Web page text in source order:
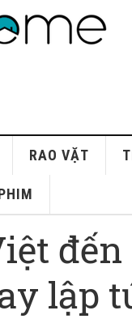
RAO VẶT
lập